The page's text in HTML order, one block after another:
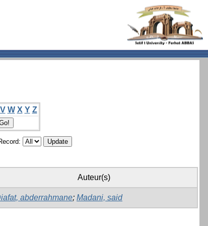
V W X Y Z
Auteur(s)
abderrahmane; Madani, said